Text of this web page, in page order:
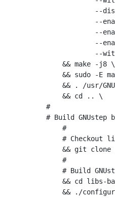
--
--
--
--
--
    && make -j8 \
&& sudo -E
&& . /usr/
    && cd .. \
#
# Build GNUstep
    #
# Checkout
&& git clone
    #
# Build
&& cd libs-
&& ./